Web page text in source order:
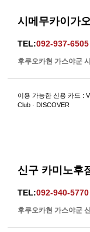
시메무카이가
TEL:092-937-6505
후쿠오카현 가스야군
이용 가능한 신용 카드 :
Club · DISCOVER
신구 카미노후
TEL:092-940-5770
후쿠오카현 가스야군